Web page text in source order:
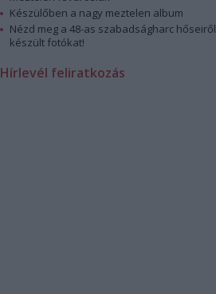
Készülőben a nagy meztelen album
Nézd meg a 48-as szabadságharc hőseiről
készült fotókat!
Hírlevél feliratkozás